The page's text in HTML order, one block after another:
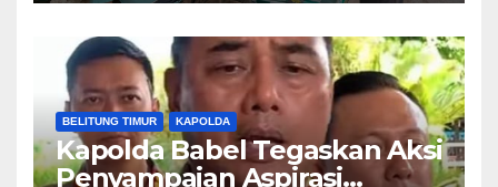
BELITUNG TIMUR KAPOLDA
Kapolda Babel Tegaskan Aksi
Penyampaian Aspirasi